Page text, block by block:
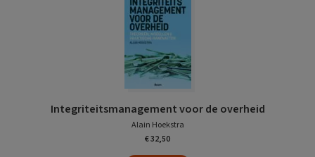
Integriteitsmanagement voor de overheid
Alain Hoekstra
€ 32,50